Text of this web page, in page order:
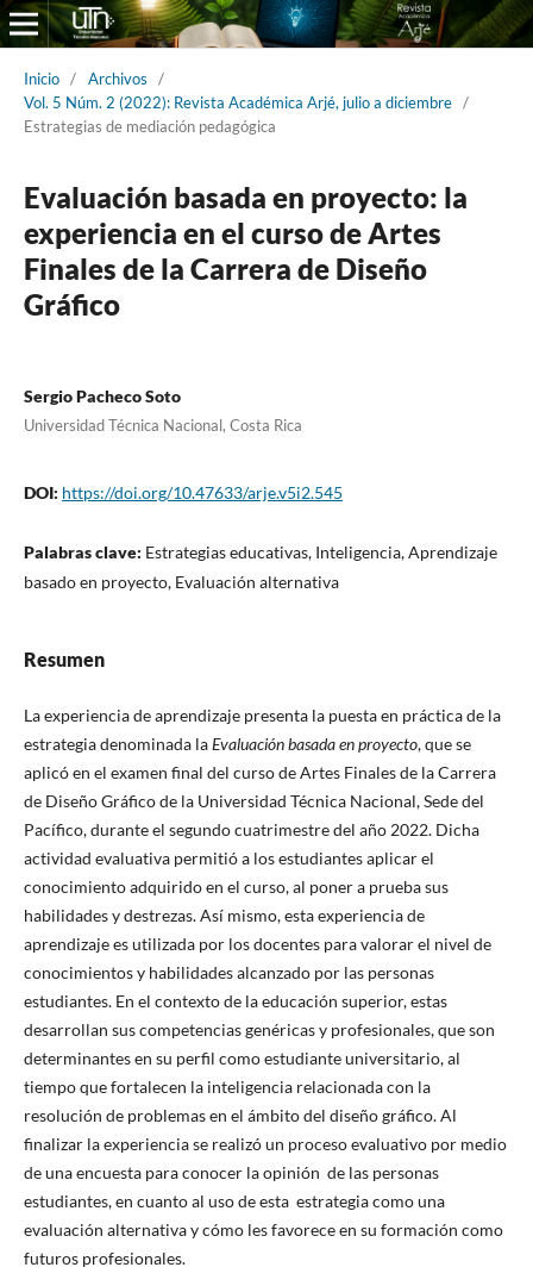
Inicio / Archivos
/
Vol. 5 Núm. 2 (2022): Revista Académica Arjé, julio a diciembre /
Estrategias de mediación pedagógica
Evaluación basada en proyecto: la
experiencia en el curso de Artes
Finales de la Carrera de Diseño
Gráfico
Sergio Pacheco Soto
Universidad Técnica Nacional, Costa Rica
DOI: https://doi.org/10.47633/arje.v5i2.545
Palabras clave: Estrategias educativas, Inteligencia, Aprendizaje
basado en proyecto, Evaluación alternativa
Resumen
La experiencia de aprendizaje presenta la puesta en práctica de la
estrategia denominada laEvaluación basada en proyecto, que se
aplicó en el examen final del curso de Artes Finales de la Carrera
de Diseño Gráfico de la Universidad Técnica Nacional, Sede del
Pacífico, durante el segundo cuatrimestre del año 2022. Dicha
actividad evaluativa permitió a los estudiantes aplicar el
conocimiento adquirido en el curso, al poner a prueba sus
habilidades y destrezas. Así mismo, esta experiencia de
aprendizaje es utilizada por los docentes para valorar el nivel de
conocimientos y habilidades alcanzado por las personas
estudiantes. En el contexto de la educación superior, estas
desarrollan sus competencias genéricas y profesionales, que son
determinantes en su perfil como estudiante universitario, al
tiempo que fortalecen la inteligencia relacionada con la
resolución de problemas en el ámbito del diseño gráfico. Al
finalizar la experiencia se realizó un proceso evaluativo por medio
de una encuesta para conocer la opinión de las personas
estudiantes, en cuanto al uso de esta estrategia como una
evaluación alternativa y cómo les favorece en su formación como
futuros profesionales.